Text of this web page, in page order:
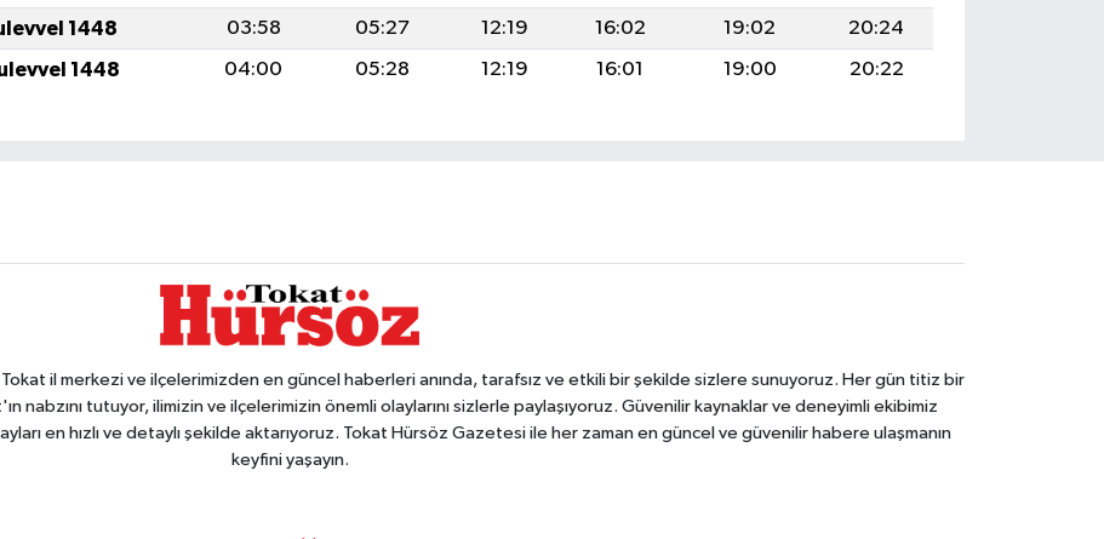
1448 03:58 05:27 12:19 16:02 19:02
20:24
1448 04:00 05:28 12:19 16:01 19:00 20:22
il merkezi ve ilçelerimizden en güncel haberleri anında, tarafsız ve etkili bir şekilde sizlere sunuyoruz. Her gün titiz bir
nabzını tutuyor, ilimizin ve ilçelerimizin önemli olaylarını sizlerle paylaşıyoruz. Güvenilir kaynaklar ve deneyimli ekibimiz
en hızlı ve detaylı şekilde aktarıyoruz. Tokat Hürsöz Gazetesi ile her zaman en güncel ve güvenilir habere ulaşmanın
keyfini yaşayın.